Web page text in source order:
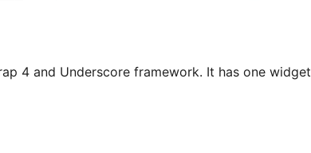
4 and Underscore framework. It has one widget